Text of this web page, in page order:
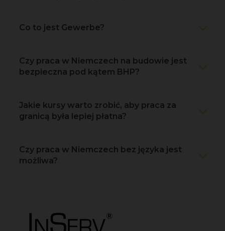
Co to jest Gewerbe?
Czy praca w Niemczech na budowie jest
bezpieczna pod kątem BHP?
Jakie kursy warto zrobić, aby praca za
granicą była lepiej płatna?
Czy praca w Niemczech bez języka jest
możliwa?